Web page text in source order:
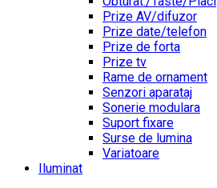
Prize AV/difuzor
Prize date/telefon
Prize de forta
Prize tv
Rame de ornament
Senzori aparataj
Sonerie modulara
Suport fixare
Surse de lumina
Variatoare
Iluminat